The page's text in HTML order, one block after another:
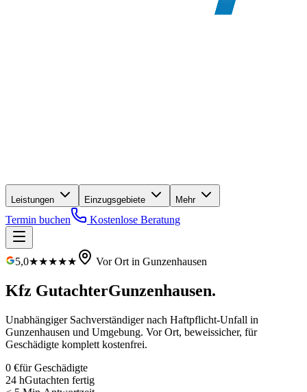
Leistungen Einzugsgebiete Mehr
Termin buchen Kostenlose Beratung
5,0★★★★★ Vor Ort in Gunzenhausen
Kfz GutachterGunzenhausen.
Unabhängiger Sachverständiger nach Haftpflicht-Unfall in
Gunzenhausen und Umgebung. Vor Ort, beweissicher, für
Geschädigte komplett kostenfrei.
0 €für Geschädigte
24 hGutachten fertig